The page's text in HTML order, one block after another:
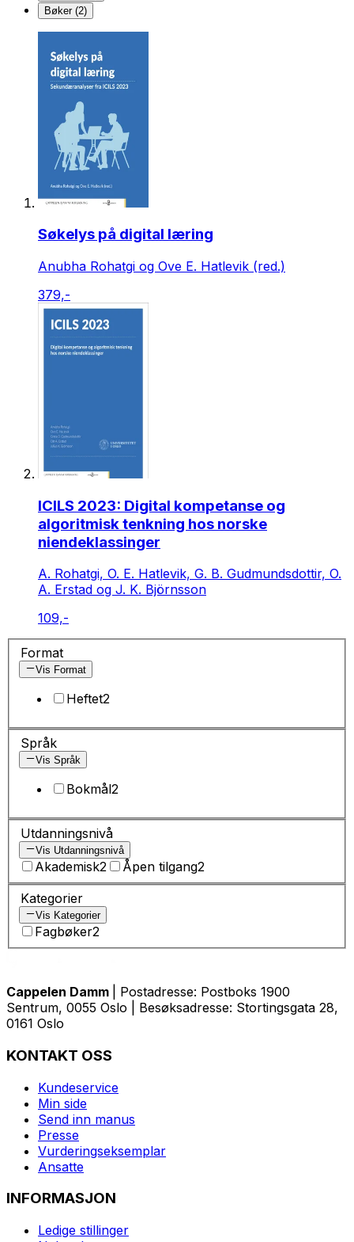
Bøker (2)
Søkelys på digital læring
Anubha Rohatgi og Ove E. Hatlevik (red.)
379,-
ICILS 2023: Digital kompetanse og
algoritmisk tenkning hos norske
niendeklassinger
A. Rohatgi, O. E. Hatlevik, G. B. Gudmundsdottir, O.
A. Erstad og J. K. Björnsson
109,-
Format
Vis Format
Heftet2
Språk
Vis Språk
Bokmål2
Utdanningsnivå
Vis Utdanningsnivå
Akademisk2 Åpen tilgang2
Kategorier
Vis Kategorier
Fagbøker2
Cappelen Damm
| Postadresse: Postboks 1900
Sentrum, 0055 Oslo | Besøksadresse: Stortingsgata 28,
0161 Oslo
KONTAKT OSS
Kundeservice
Min side
Send inn manus
Presse
Vurderingseksemplar
Ansatte
INFORMASJON
Ledige stillinger